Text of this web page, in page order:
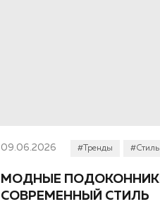
09.06.2026 #Тренды #Стиль
МОДНЫЕ
СОВРЕМЕННЫЙ СТИЛЬ